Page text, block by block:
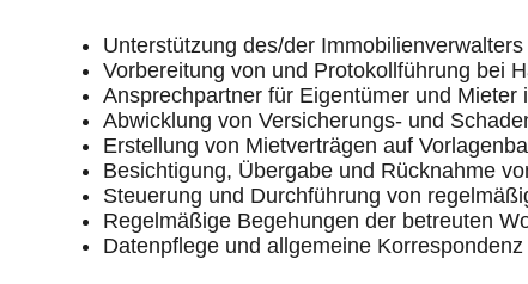
Unterstützung des/der
Vorbereitung von und Protokollführung bei
Ansprechpartner für Eigentümer und
Abwicklung von Versicherungs- und
Erstellung von Mietverträgen auf
Besichtigung, Übergabe und Rücknahme
Steuerung und Durchführung von
Regelmäßige Begehungen der betreuten
Datenpflege und allgemeine